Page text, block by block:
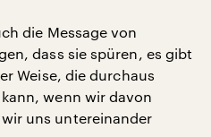
die Message von
dass sie spüren, es gibt
Weise, die durchaus
wenn wir davon
uns untereinander